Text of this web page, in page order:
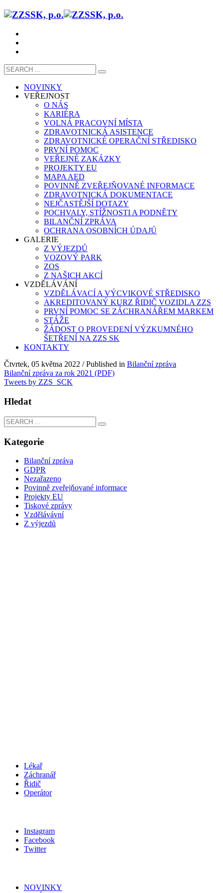
NOVINKY
VEŘEJNOST
O NÁS
KARIÉRA
VOLNÁ PRACOVNÍ MÍSTA
ZDRAVOTNICKÁ ASISTENCE
ZDRAVOTNICKÉ OPERAČNÍ STŘEDISKO
PRVNÍ POMOC
VEŘEJNÉ ZAKÁZKY
PROJEKTY EU
MAPA AED
POVINNĚ ZVEŘEJŇOVANÉ INFORMACE
ZDRAVOTNICKÁ DOKUMENTACE
NEJČASTĚJŠÍ DOTAZY
POCHVALY, STÍŽNOSTI A PODNĚTY
BILANČNÍ ZPRÁVA
OCHRANA OSOBNÍCH ÚDAJŮ
GALERIE
Z VÝJEZDŮ
VOZOVÝ PARK
ZOS
Z NAŠICH AKCÍ
VZDĚLÁVÁNÍ
VZDĚLÁVACÍ A VÝCVIKOVÉ STŘEDISKO
AKREDITOVANÝ KURZ ŘIDIČ VOZIDLA ZZS
PRVNÍ POMOC SE ZÁCHRANÁŘEM MARKEM
STÁŽE
ŽÁDOST O PROVEDENÍ VÝZKUMNÉHO
ŠETŘENÍ NA ZZS SK
KONTAKTY
Čtvrtek, 05 května 2022 /Published in Bilanční zpráva
Bilanční zpráva za rok 2021 (PDF)
Tweets by ZZS_SCK
Hledat
Kategorie
Bilanční zpráva
GDPR
Nezařazeno
Povinně zveřejňované informace
Projekty EU
Tiskové zprávy
Vzdělávávní
Z výjezdů
Lékař
Záchranář
Řidič
Operátor
Instagram
Facebook
Twitter
NOVINKY